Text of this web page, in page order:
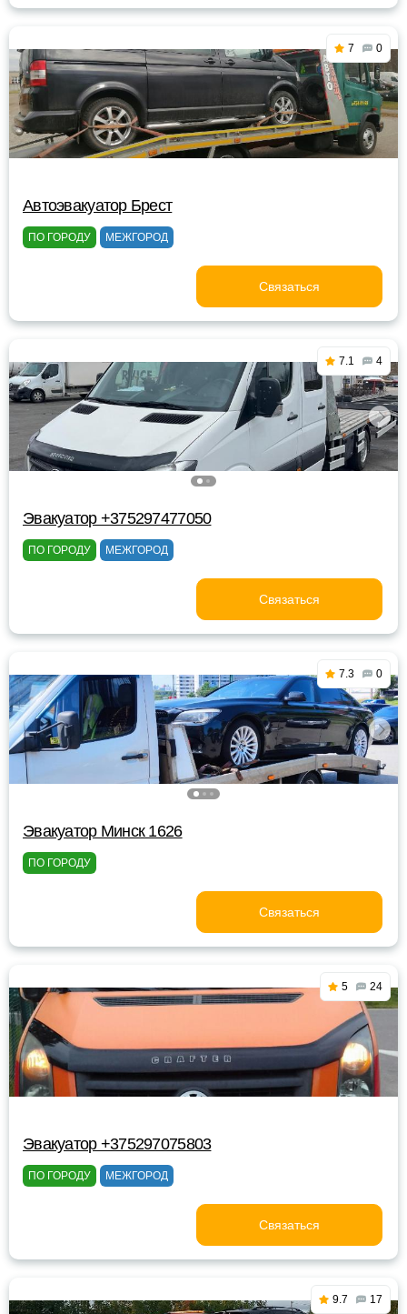
7 0
Автоэвакуатор Брест
ПО ГОРОДУ МЕЖГОРОД
Связаться
7.1 4
Эвакуатор +375297477050
ПО ГОРОДУ МЕЖГОРОД
Связаться
7.3 0
Эвакуатор Минск 1626
ПО ГОРОДУ
Связаться
5 24
Эвакуатор +375297075803
ПО ГОРОДУ МЕЖГОРОД
Связаться
9.7 17